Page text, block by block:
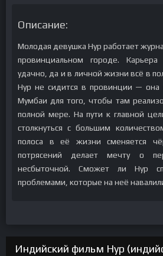
Описание:
Молодая девушка Нур работает
провинциальном городе. Карьера
удачно, да и в личной жизни всё в
Нур не сидится в провинции — она
Мумбаи для того, чтобы там
полной мере. На пути к главной
столкнуться с большим
полоса в её жизни сменяется
потрясений делает мечту о
несбыточной. Сможет ли Нур
проблемами, которые на неё
Индийский фильм Нур